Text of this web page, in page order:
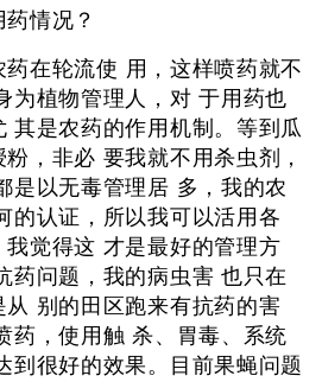
情况？
在轮流使 用，这样喷药就不
为植物管理人，对 于用药也
其是农药的作用机制。等到瓜
，非必 要我就不用杀虫剂，
是以无毒管理居 多，我的农
的认证，所以我可以活用各
觉得这 才是最好的管理方
药问题，我的病虫害 也只在
从 别的田区跑来有抗药的害
药，使用触 杀、胃毒、系统
到很好的效果。目前果蝇问题